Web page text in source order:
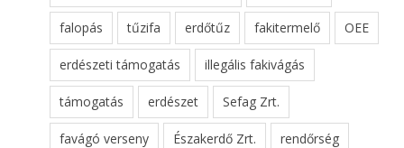
falopás tűzifa erdőtűz fakitermelő OEE
erdészeti támogatás illegális fakivágás
támogatás erdészet Sefag Zrt.
favágó verseny Északerdő Zrt. rendőrség